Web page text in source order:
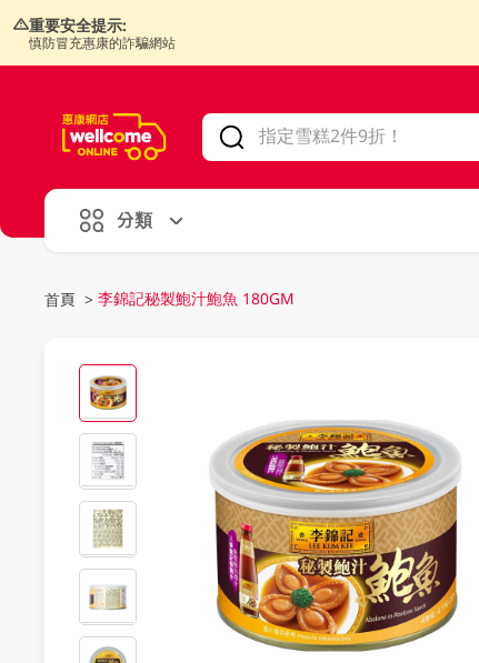
重要安全提示:
慎防冒充惠康的詐騙網站
分類
首頁 > 李錦記秘製鮑汁鮑魚 180GM